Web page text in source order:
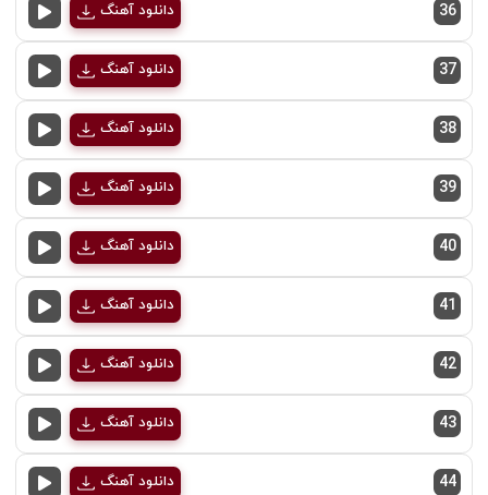
36 دانلود آهنگ
37 دانلود آهنگ
38 دانلود آهنگ
39 دانلود آهنگ
40 دانلود آهنگ
41 دانلود آهنگ
42 دانلود آهنگ
43 دانلود آهنگ
44 دانلود آهنگ